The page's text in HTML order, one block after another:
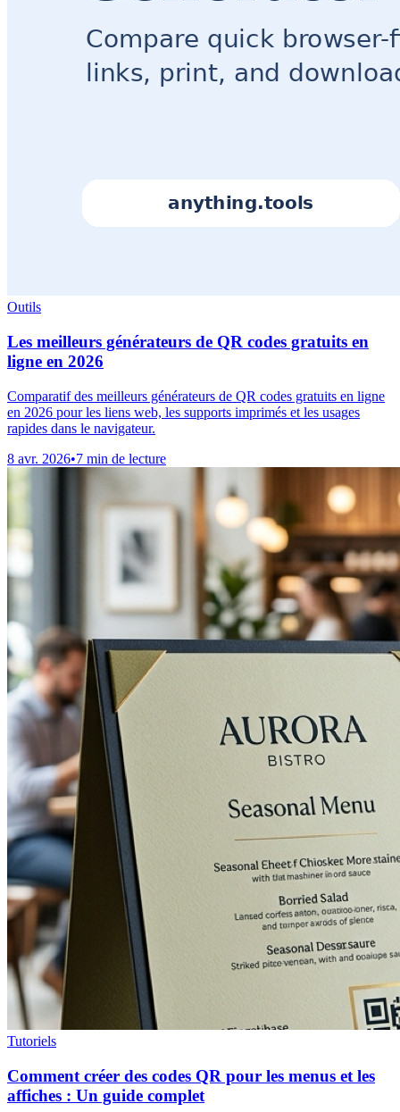
Outils
Les meilleurs générateurs de QR codes gratuits en
ligne en 2026
Comparatif des meilleurs générateurs de QR codes gratuits en ligne
en 2026 pour les liens web, les supports imprimés et les usages
rapides dans le navigateur.
8 avr. 2026•7 min de lecture
Tutoriels
Comment créer des codes QR pour les menus et les
affiches : Un guide complet